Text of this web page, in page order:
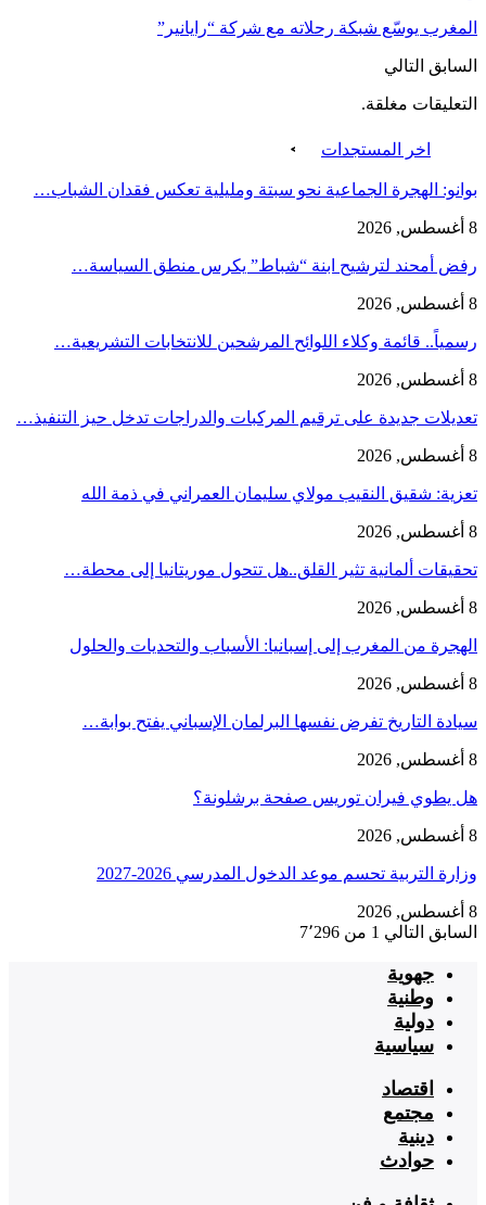
المغرب يوسّع شبكة رحلاته مع شركة “رايانير”
السابق التالي
التعليقات مغلقة.
اخر المستجدات
بوانو: الهجرة الجماعية نحو سبتة ومليلية تعكس فقدان الشباب…
8 أغسطس, 2026
رفض أمحند لترشيح ابنة “شباط” يكرس منطق السياسة…
8 أغسطس, 2026
رسمياً.. قائمة وكلاء اللوائح المرشحين للانتخابات التشريعية…
8 أغسطس, 2026
تعديلات جديدة على ترقيم المركبات والدراجات تدخل حيز التنفيذ…
8 أغسطس, 2026
تعزية: شقيق النقيب مولاي سليمان العمراني في ذمة الله
8 أغسطس, 2026
تحقيقات ألمانية تثير القلق..هل تتحول موريتانيا إلى محطة…
8 أغسطس, 2026
الهجرة من المغرب إلى إسبانيا: الأسباب والتحديات والحلول
8 أغسطس, 2026
سيادة التاريخ تفرض نفسها البرلمان الإسباني يفتح بوابة…
8 أغسطس, 2026
هل يطوي فيران توريس صفحة برشلونة؟
8 أغسطس, 2026
وزارة التربية تحسم موعد الدخول المدرسي 2026-2027
8 أغسطس, 2026
السابق التالي 1 من 7٬296
جهوية
وطنية
دولية
سياسية
اقتصاد
مجتمع
دينية
حوادث